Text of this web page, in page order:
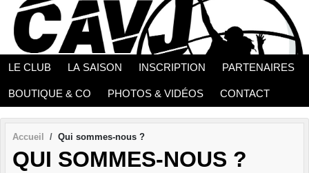
LE CLUB LA SAISON INSCRIPTION PARTENAIRES
BOUTIQUE & CO PHOTOS & VIDÉOS CONTACT
Accueil Qui sommes-nous ?
QUI SOMMES-NOUS ?
Panneau de gestion des cookies